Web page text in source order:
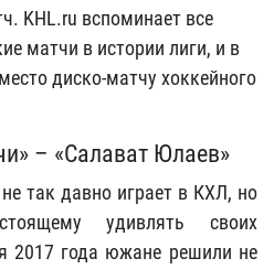
KHL.ru вспоминает все
матчи в истории лиги, и в
диско-матчу хоккейного
– «Салават Юлаев»
так давно играет в КХЛ, но
удивлять своих
2017 года южане решили не